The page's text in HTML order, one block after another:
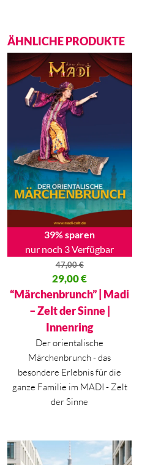
ÄHNLICHE PRODUKTE
39% sparen
nur noch 3 Verfügbar
47,00€
Ursprünglicher Preis war: 47,00 €
29,00€
Aktueller Preis ist: 29,00 €.
“Märchenbrunch” | Madi
– Zelt der Sinne |
Innenring
Der orientalische
Märchenbrunch - das
besondere Erlebnis für die
ganze Familie im MADI - Zelt
der Sinne